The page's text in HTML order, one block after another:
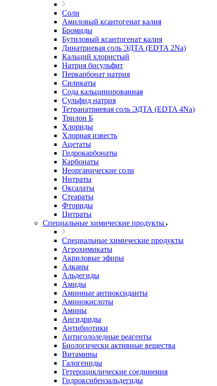
Соли
Амиловый ксантогенат калия
Бромиды
Бутиловый ксантогенат калия
Динатриевая соль ЭДТА (EDTA 2Na)
Кальций хлористый
Натрия бисульфит
Перкарбонат натрия
Силикаты
Сода кальцинированная
Сульфид натрия
Тетранатриевая соль ЭДТА (EDTA 4Na)
Трилон Б
Хлориды
Хлорная известь
Ацетаты
Гидрокарбонаты
Карбонаты
Неорганические соли
Нитраты
Оксалаты
Стеараты
Фториды
Цитраты
Специальные химические продукты
Специальные химические продукты
Агрохимикаты
Акриловые эфиры
Алканы
Альдегиды
Амиды
Аминные антиоксиданты
Аминокислоты
Амины
Ангидриды
Антибиотики
Антигололедные реагенты
Биологически активные вещества
Витамины
Галогениды
Гетероциклические соединения
Гидроксибензальдегиды